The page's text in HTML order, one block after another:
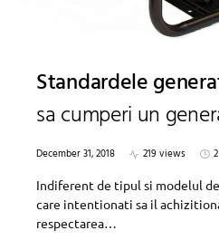
Standardele
sa cumperi un
December 31, 2018 219 views
Indiferent de tipul si modelul
care intentionati sa il
respectarea…